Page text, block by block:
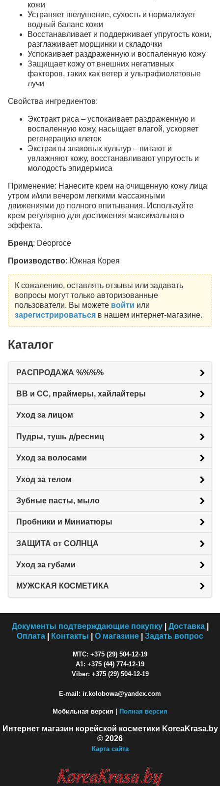
кожи
Устраняет шелушение, сухость и нормализует
водный баланс кожи
Восстанавливает и поддерживает упругость кожи,
разглаживает морщинки и складочки
Успокаивает раздраженную и воспаленную кожу
Защищает кожу от внешних негативных
факторов, таких как ветер и ультрафиолетовые
лучи
Свойства ингредиентов:
Экстракт риса – успокаивает раздраженную и
воспаленную кожу, насыщает влагой, ускоряет
регенерацию клеток
Экстракты злаковых культур – питают и
увлажняют кожу, восстанавливают упругость и
молодость эпидермиса
Применение: Нанесите крем на очищенную кожу лица
утром и/или вечером легкими массажными
движениями до полного впитывания. Используйте
крем регулярно для достижения максимального
эффекта.
Бренд: Deoproce
Производство: Южная Корея
К сожалению, оставлять отзывы или задавать
вопросы могут только авторизованные
пользователи. Вы можете войти или
зарегистрироватьсяв нашем интернет-магазине.
Каталог
РАСПРОДАЖА %%%%
BB и CC, праймеры, хайлайтеры
Уход за лицом
Пудры, тушь д/ресниц
Уход за волосами
Уход за телом
Зубные пасты, мыло
Пробники и Миниатюры
ЗАЩИТА от СОЛНЦА
Уход за губами
МУЖСКАЯ КОСМЕТИКА
Документы подтверждающие покупку| Доставка|
Оплата
Контакты О магазине Задать вопрос
МТС: +375 (29) 504-12-19
A1: +375 (44) 774-12-19
Viber: +375 (29) 504-12-19
E-mail: ir.kolobowa@yandex.com
Мобильная версия | Полная версия
Интернет магазин корейской косметики KoreaKrasa.by
© 2026
Карта сайта